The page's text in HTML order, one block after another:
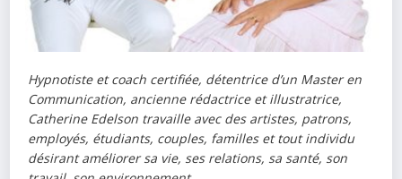
Hypnotiste et coach certifiée, détentrice d’un Master en
Communication, ancienne rédactrice et illustratrice,
Catherine Edelson travaille avec des artistes, patrons,
employés, étudiants, couples, familles et tout individu
désirant améliorer sa vie, ses relations, sa santé, son